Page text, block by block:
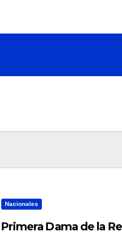
Nacionales
Primera Dama de la